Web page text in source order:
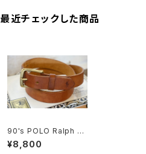
最近チェックした商品
90's POLO Ralph La
uren brown leather
Belt
¥8,800